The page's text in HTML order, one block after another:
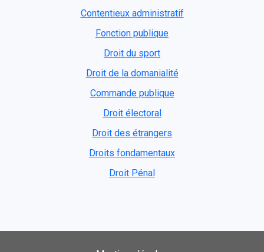
Contentieux administratif
Fonction publique
Droit du sport
Droit de la domanialité
Commande publique
Droit électoral
Droit des étrangers
Droits fondamentaux
Droit Pénal